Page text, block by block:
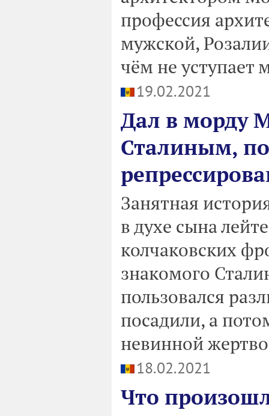
профессия
мужской,
чём не
19.02.2021
Дал в морду
Сталиным,
Занятная
в духе сына
колчаковских
знакомого
пользовался
посадили, а
невинной
18.02.2021
Что